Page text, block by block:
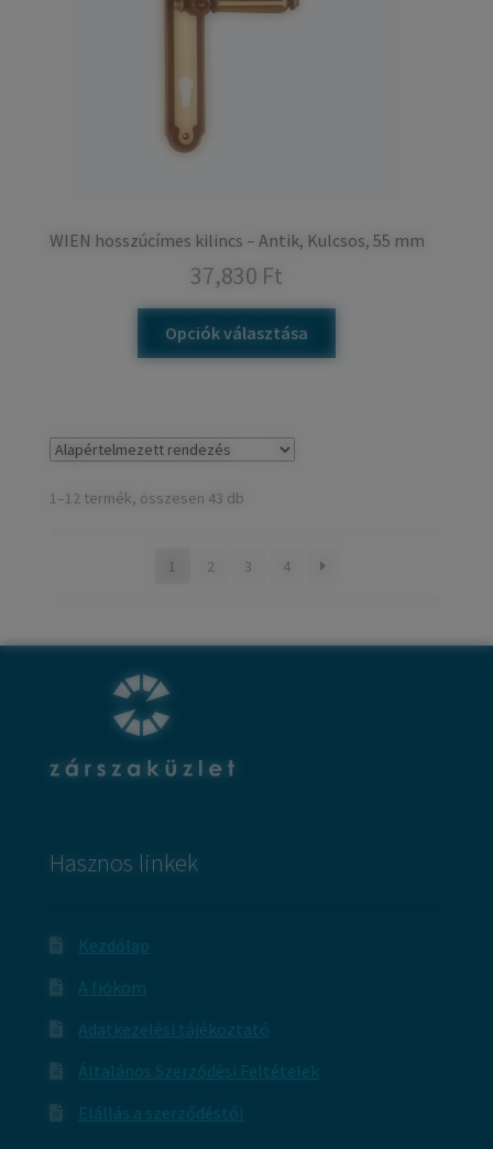
WIEN hosszúcímes kilincs – Antik, Kulcsos, 55 mm
37,830 Ft
Opciók választása
1–12 termék, összesen 43 db
1 2 3 4
Hasznos linkek
Kezdőlap
A fiókom
Adatkezelési tájékoztató
Általános Szerződési Feltételek
Elállás a szerződéstől